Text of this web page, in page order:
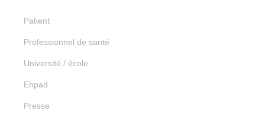
Patient
Professionnel de santé
Université / école
Ehpad
Presse